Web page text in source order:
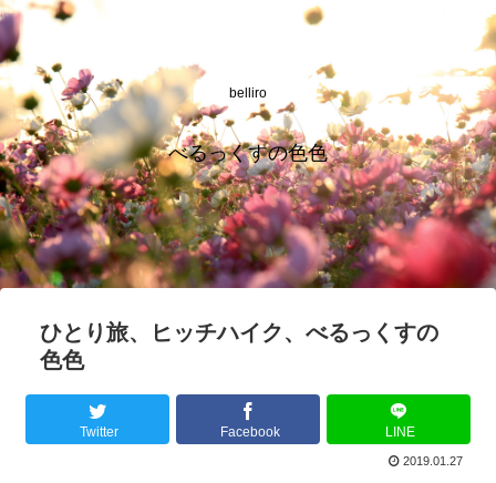
belliro
べるっくすの色色
ひとり旅、ヒッチハイク、べるっくすの
色色
Twitter Facebook LINE
2019.01.27